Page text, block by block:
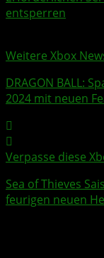
entsperren
Weitere Xbox
DRAGON BALL:
2024 mit neuen
Verpasse diese
Sea of Thieves
feurigen neuen